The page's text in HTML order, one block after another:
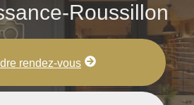
Roussillon
rendez-vous